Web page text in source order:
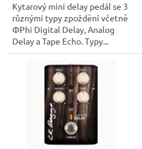
Kytarový mini delay pedál se 3
různými typy zpoždění včetně
ΦPhi Digital Delay, Analog
Delay a Tape Echo. Typy...